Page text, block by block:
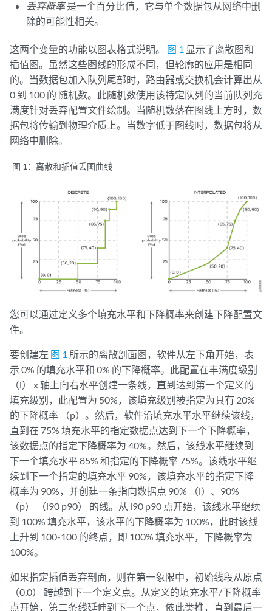
丢弃概率是一个百分比值，它与单个数据包从网络中删
除的可能性相关。
这两个变量的功能以图表格式说明。 图 1 显示了离散图和
插值图。虽然这些图线的形成不同，但轮廓的应用是相同
的。当数据包加入队列尾部时，路由器或交换机会计算出从
0 到 100 的 随机数。此随机数使用该特定队列的当前队列充
满度针对丢弃配置文件绘制。当随机数落在图线上方时，数
据包将传输到物理介质上。当数字低于图线时，数据包将从
网络中删除。
图 1： 离散和插值丢图曲线
您可以通过定义多个填充水平和下降概率来创建下降配置文
件。
要创建左 图 1 所示的离散剖面图，软件从左下角开始，表
示 0% 的填充水平和 0% 的下降概率。此配置在丰满度级别
（l） x 轴上向右水平创建一条线，直到达到第一个定义的
填充级别，此配置为 50%，该填充级别被指定为具有 20%
的下降概率 （p）。然后，软件沿填充水平水平继续该线，
直到在 75% 填充水平的指定数据点达到下一个下降概率，
该数据点的指定下降概率为 40%。然后，该线水平继续到
下一个填充水平 85% 和指定的下降概率 75%。该线水平继
续到下一个指定的填充水平 90%，该填充水平的指定下降
概率为 90%，并创建一条指向数据点 90% （l）、90%
（p） （l90 p90） 的线。从 l90 p90 点开始，该线水平继续
到 100% 填充水平，该水平的下降概率为 100%，此时该线
上升到 100-100 的终点，即 100% 填充水平，下降概率为
100%。
如果指定插值丢弃剖面，则在第一象限中，初始线段从原点
（0,0） 跨越到下一个定义点。从定义的填充水平/下降概率
点开始，第二条线延伸到下一个点，依此类推，直到最后一